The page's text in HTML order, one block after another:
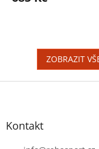
je
hvězdiček.
ZOBRAZIT
Z
Kontakt